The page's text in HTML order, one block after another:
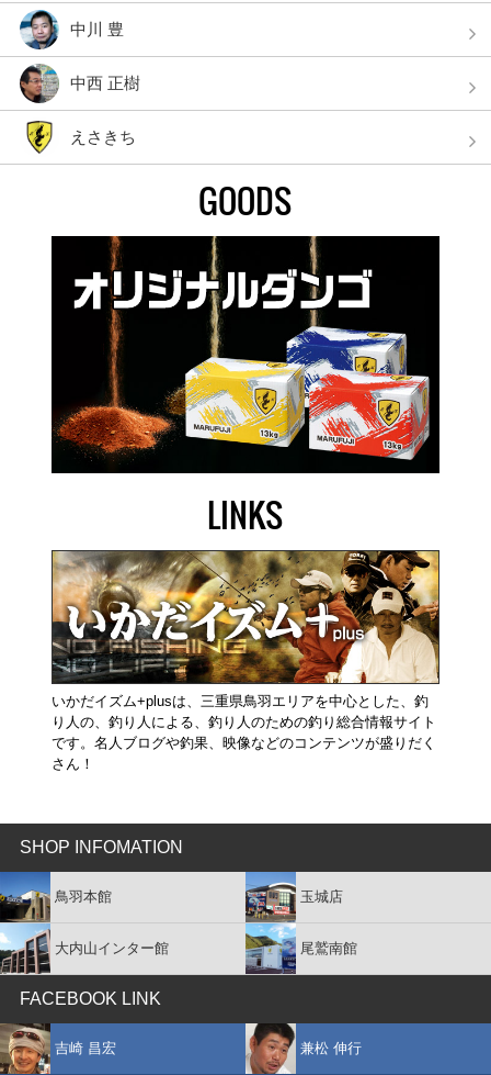
中川 豊
中西 正樹
えさきち
GOODS
LINKS
いかだイズム+plusは、三重県鳥羽エリアを中心とした、釣
り人の、釣り人による、釣り人のための釣り総合情報サイト
です。名人ブログや釣果、映像などのコンテンツが盛りだく
さん！
SHOP INFOMATION
鳥羽本館 玉城店
大内山インター館 尾鷲南館
FACEBOOK LINK
吉崎 昌宏 兼松 伸行